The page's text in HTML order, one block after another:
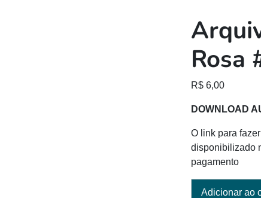
Rosa
R$ 6,00
DOWNLOAD
O link para
disponibilizado
pagamento
Adicionar ao